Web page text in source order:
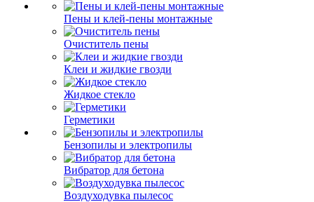
Пены и клей-пены монтажные
Очиститель пены
Клеи и жидкие гвозди
Жидкое стекло
Герметики
Бензопилы и электропилы
Вибратор для бетона
Воздуходувка пылесос